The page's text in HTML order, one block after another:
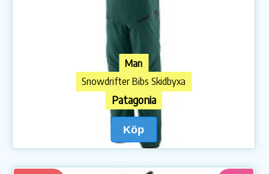
Man
Snowdrifter Bibs Skidbyxa
Patagonia
Köp